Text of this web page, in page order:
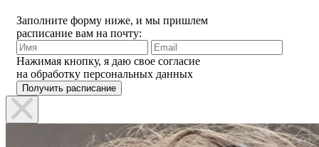
Заполните форму ниже, и мы пришлем
расписание вам на почту:
Нажимая кнопку, я даю свое согласие
на обработку персональных данных